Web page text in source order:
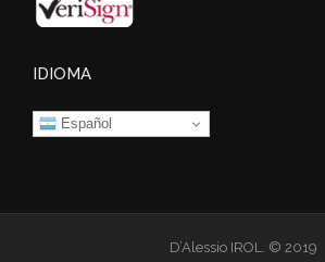
IDIOMA
Español
D’Alessio IROL. © 2019